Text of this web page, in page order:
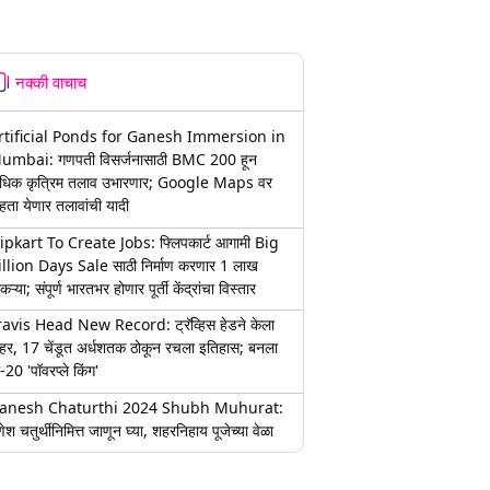
नक्की वाचाच
Ponds for Ganesh Immersion in
गणपती विसर्जनासाठी BMC 200 हून
कृत्रिम तलाव उभारणार; Google Maps वर
येणार तलावांची यादी
To Create Jobs: फ्लिपकार्ट आगामी Big
Days Sale साठी निर्माण करणार 1 लाख
संपूर्ण भारतभर होणार पूर्ती केंद्रांचा विस्तार
Head New Record: ट्रॅव्हिस हेडने केला
17 चेंडूत अर्धशतक ठोकून रचला इतिहास; बनला
20 'पॉवरप्ले किंग'
Chaturthi 2024 Shubh Muhurat:
चतुर्थीनिमित्त जाणून घ्या, शहरनिहाय पूजेच्या वेळा